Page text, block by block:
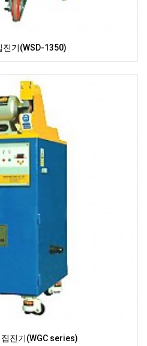
진기(WSD-1350)
진기(WGC series)